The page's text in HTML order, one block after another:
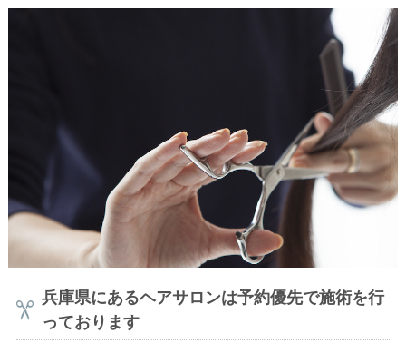
兵庫県にあるヘアサロンは予約優先で施術を行
っております